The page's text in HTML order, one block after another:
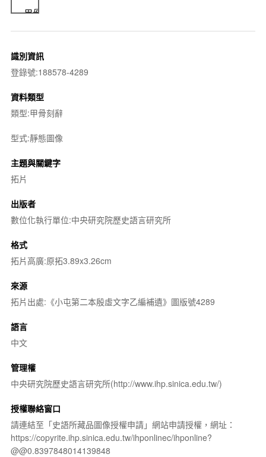
識別資訊
登錄號:188578-4289
資料類型
類型:甲骨刻辭
型式:靜態圖像
主題與關鍵字
拓片
出版者
數位化執行單位:中央研究院歷史語言研究所
格式
拓片高廣:原拓3.89x3.26cm
來源
拓片出處:《小屯第二本殷虛文字乙編補遺》圖版號4289
語言
中文
管理權
中央研究院歷史語言研究所(http://www.ihp.sinica.edu.tw/)
授權聯絡窗口
請連結至「史語所藏品圖像授權申請」網站申請授權，網址：
https://copyrite.ihp.sinica.edu.tw/ihponlinec/ihponline?
@@0.8397848014139848